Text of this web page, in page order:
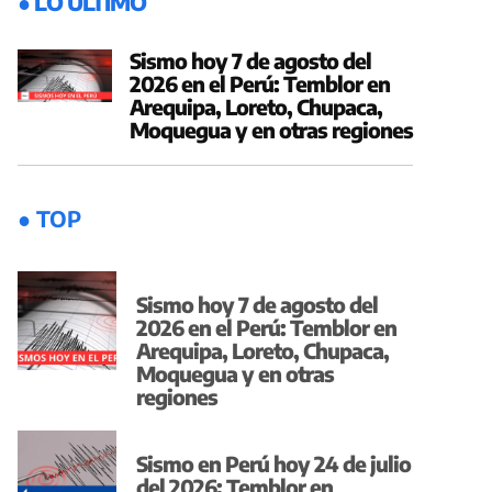
Sismo hoy 7 de agosto del
2026 en el Perú: Temblor en
Arequipa, Loreto, Chupaca,
Moquegua y en otras regiones
● TOP
Sismo hoy 7 de agosto del
2026 en el Perú: Temblor en
Arequipa, Loreto, Chupaca,
Moquegua y en otras
regiones
Sismo en Perú hoy 24 de julio
del 2026: Temblor en